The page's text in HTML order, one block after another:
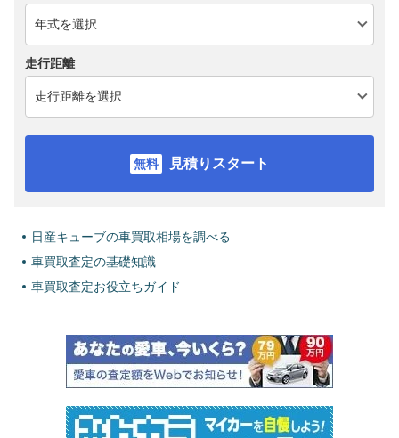
走行距離
見積りスタート
日産キューブの車買取相場を調べる
車買取査定の基礎知識
車買取査定お役立ちガイド